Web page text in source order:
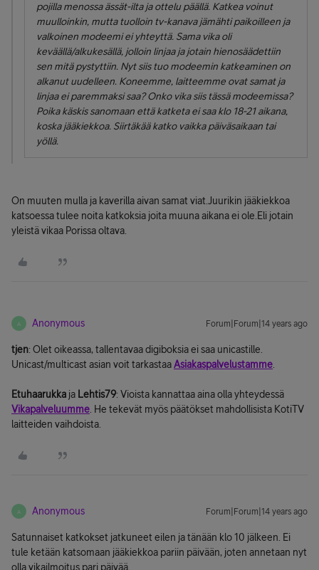
pojilla menossa ässät-ilta ja ottelu päällä. Katkea voinut
muulloinkin, mutta tuolloin tv-kanava jämähti paikoilleen ja
valkoinen modeemi ei yhteyttä. Sama vika oli
keväällä/alkukesällä, jolloin linjaa ja jotain hienosäädettiin
sen mitä pystyttiin. Nyt siis tuo modeemin katkeaminen on
alkanut uudelleen. Koneemme, laitteemme ovat samat ja
linjaa ei paremmaksi saa? Onko vika siis tässä modeemissa?
Poika käskis sanomaan että katketa ei saa klo 18-21 aikana,
koska jääkiekkoa. Siirtäkää katko vaikka päiväsaikaan tai
yöllä.
On muuten mulla ja kaverilla aivan samat viat.Juurikin jääkiekkoa
katsoessa tulee noita katkoksia joita muuna aikana ei ole.Eli jotain
yleistä vikaa Porissa oltava.
A Anonymous Forum|Forum|14 years ago
tjen: Olet oikeassa, tallentavaa digiboksia ei saa unicastille.
Unicast/multicast asian voit tarkastaaAsiakaspalvelustamme
Etuhaarukka ja Lehtis79: Vioista kannattaa aina olla yhteydessä
Vikapalveluumme . He tekevät myös päätökset mahdollisista KotiTV
laitteiden vaihdoista.
A Anonymous Forum|Forum|14 years ago
Satunnaiset katkokset jatkuneet eilen ja tänään klo 10 jälkeen. Ei
tule ketään katsomaan jääkiekkoa pariin päivään, joten annetaan nyt
olla vikailmoitus pari päivää.